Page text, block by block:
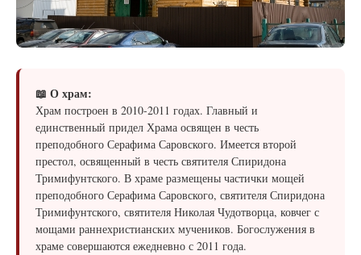
📖 О храм:
Храм построен в 2010-2011 годах. Главный и
единственный придел Храма освящен в честь
преподобного Серафима Саровского. Имеется второй
престол, освященный в честь святителя Спиридона
Тримифунтского. В храме размещены частички мощей
преподобного Серафима Саровского, святителя Спиридона
Тримифунтского, святителя Николая Чудотворца, ковчег с
мощами раннехристианских мучеников. Богослужения в
храме совершаются ежедневно с 2011 года.